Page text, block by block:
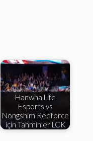
Hanwha Life
Esports vs
Nongshim Redforce
için Tahminler LCK